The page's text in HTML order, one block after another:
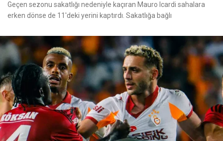
Geçen sezonu sakatlığı nedeniyle kaçıran Mauro Icardi sahalara
erken dönse de 11'deki yerini kaptırdı. Sakatlığa bağlı